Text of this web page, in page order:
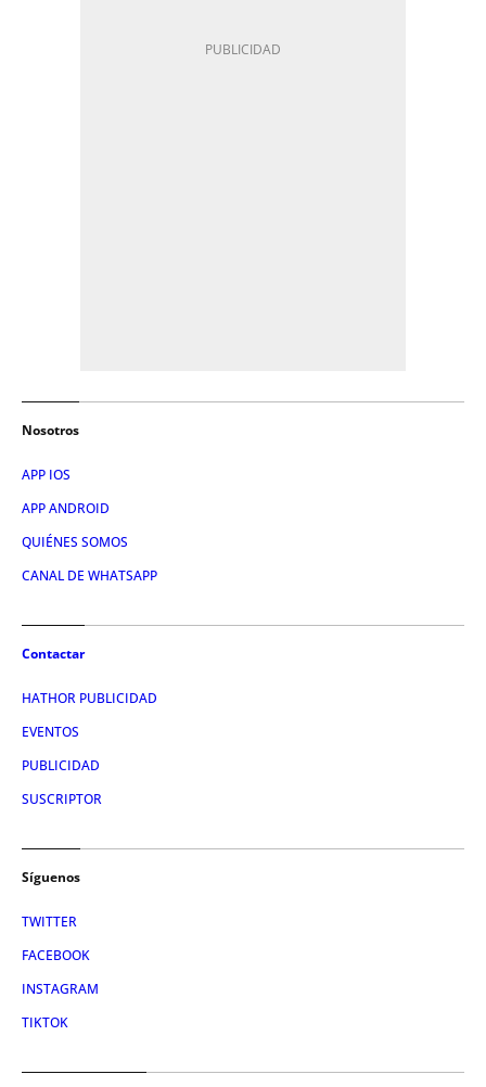
Nosotros
APP IOS
APP ANDROID
QUIÉNES SOMOS
CANAL DE WHATSAPP
Contactar
HATHOR PUBLICIDAD
EVENTOS
PUBLICIDAD
SUSCRIPTOR
Síguenos
TWITTER
FACEBOOK
INSTAGRAM
TIKTOK